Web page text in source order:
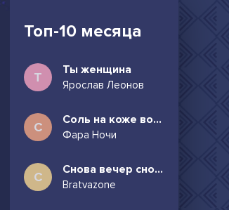
Топ-10 месяца
Т Ты женщина
Ярослав Леонов
С Соль на коже волосы в пучок
Фара Ночи
С Снова вечер снова дождь может всё таки придёшь
Bratvazone